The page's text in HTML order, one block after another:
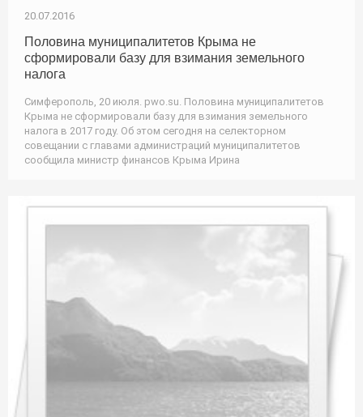
20.07.2016
Половина муниципалитетов Крыма не
сформировали базу для взимания земельного
налога
Симферополь, 20 июля. pwo.su. Половина муниципалитетов
Крыма не сформировали базу для взимания земельного
налога в 2017 году. Об этом сегодня на селекторном
совещании с главами администраций муниципалитетов
сообщила министр финансов Крыма Ирина